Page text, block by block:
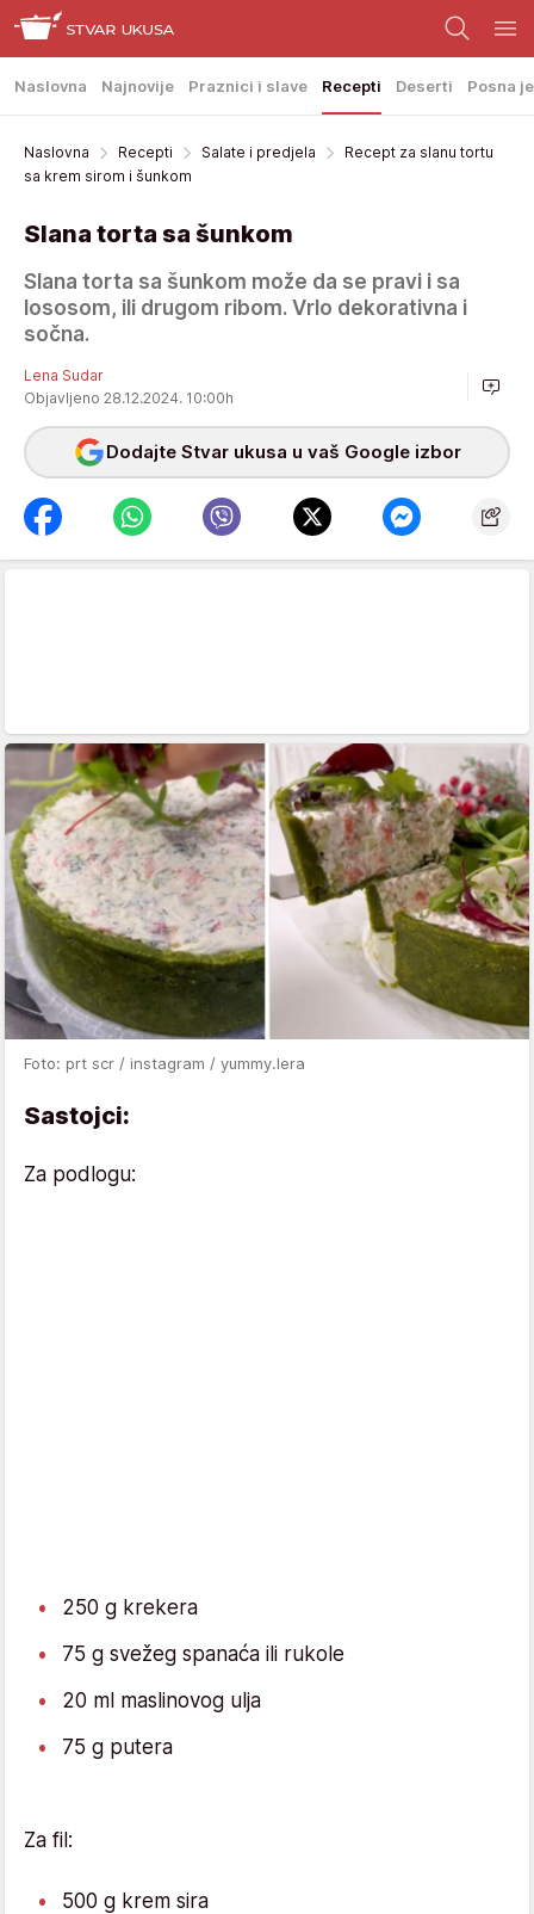
Naslovna Najnovije Praznici i slave Recepti Deserti Posna
Naslovna Recepti Salate i predjela
Recept za slanu tortu
sa krem sirom i šunkom
Slana torta sa šunkom
Slana torta sa šunkom može da se pravi i sa
lososom, ili drugom ribom. Vrlo dekorativna i
sočna.
Lena Sudar
Objavljeno 28.12.2024. 10:00h
Dodajte Stvar ukusa u vaš Google izbor
Foto: prt scr / instagram / yummy.lera
Sastojci:
Za podlogu:
250 g krekera
75 g svežeg spanaća ili rukole
20 ml maslinovog ulja
75 g putera ⠀ ⠀
Za fil:
500 g krem sira